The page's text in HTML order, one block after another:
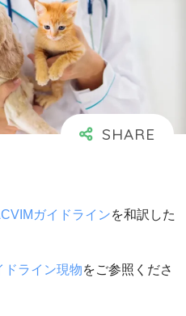
ガイドラインを和訳した
ドライン現物をご参照くださ